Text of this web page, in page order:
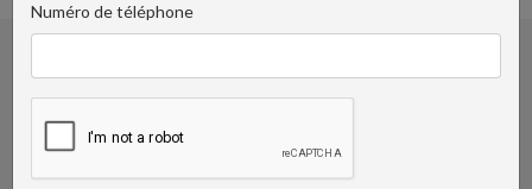
Numéro de téléphone